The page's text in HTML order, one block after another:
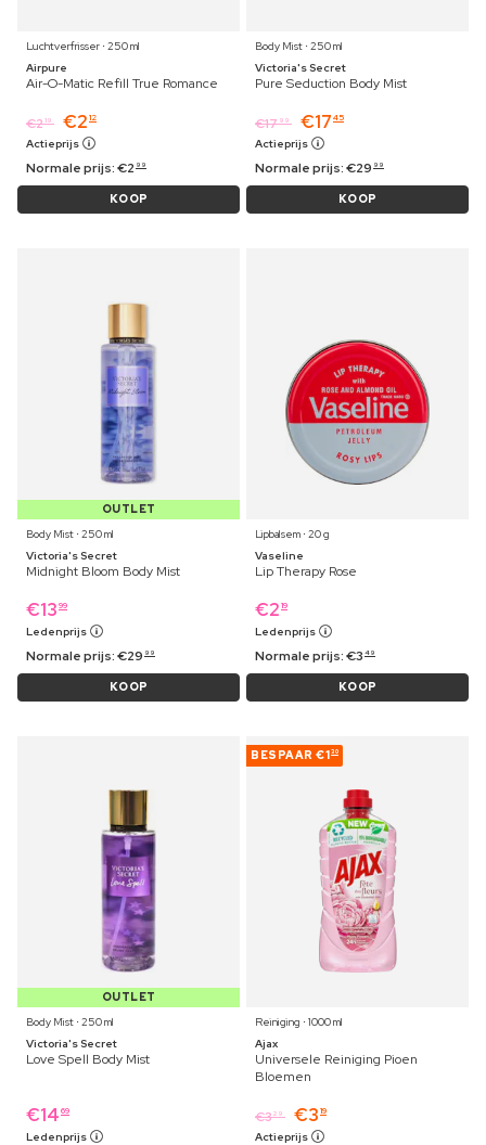
Luchtverfrisser ⋅ 250 ml
Airpure
Air-O-Matic Refill True Romance
€219 €2 12
Actieprijs
Normale prijs:€2 99
KOOP
Body Mist ⋅ 250 ml
Victoria's Secret
Pure Seduction Body Mist
€17 99 €17 45
Actieprijs
Normale prijs:€29 99
KOOP
OUTLET
Body Mist ⋅ 250 ml
Victoria's Secret
Midnight Bloom Body Mist
€13 99
Ledenprijs
Normale prijs:€29 99
KOOP
Lipbalsem ⋅ 20 g
Vaseline
Lip Therapy Rose
€2 19
Ledenprijs
Normale prijs:€3 49
KOOP
OUTLET
Body Mist ⋅ 250 ml
Victoria's Secret
Love Spell Body Mist
€14 69
Ledenprijs
BESPAAR €130
Reiniging ⋅ 1000 ml
Ajax
Universele Reiniging Pioen
Bloemen
€329 €3 19
Actieprijs